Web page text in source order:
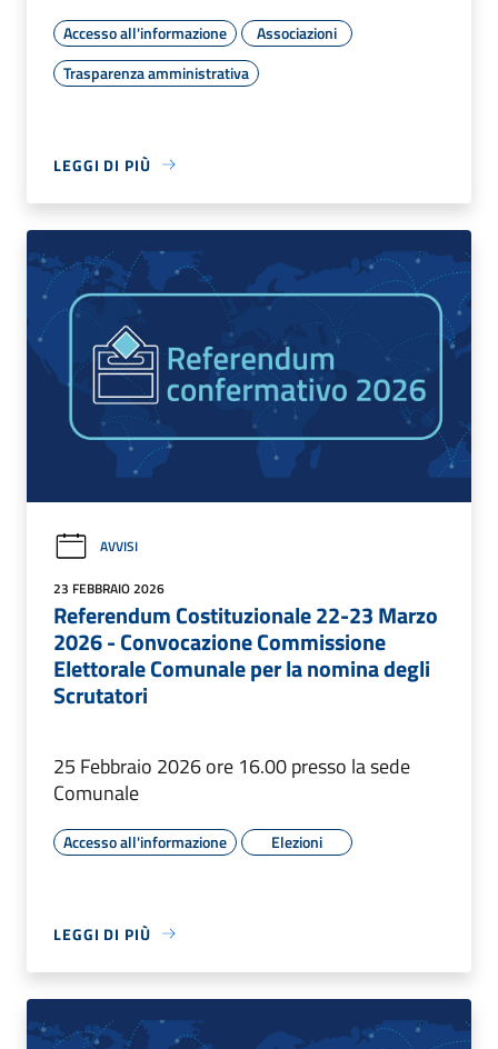
Accesso all'informazione
Associazioni
Trasparenza amministrativa
LEGGI DI PIÙ
AVVISI
23 FEBBRAIO 2026
Referendum Costituzionale 22-23 Marzo
2026 - Convocazione Commissione
Elettorale Comunale per la nomina degli
Scrutatori
25 Febbraio 2026 ore 16.00 presso la sede
Comunale
Accesso all'informazione Elezioni
LEGGI DI PIÙ